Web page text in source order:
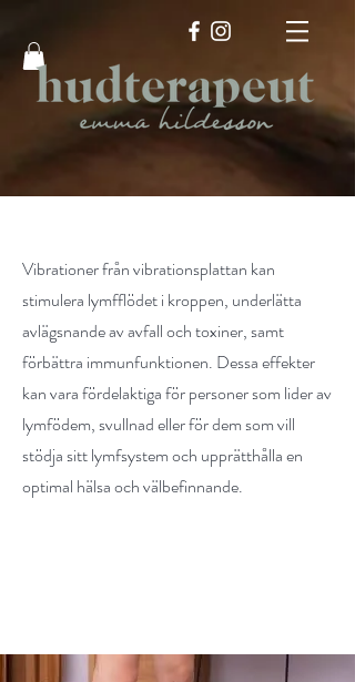
Vibrationer från vibrationsplattan kan
stimulera lymfflödet i kroppen, underlätta
avlägsnande av avfall och toxiner, samt
förbättra immunfunktionen. Dessa effekter
kan vara fördelaktiga för personer som lider av
lymfödem, svullnad eller för dem som vill
stödja sitt lymfsystem och upprätthålla en
optimal hälsa och välbefinnande.